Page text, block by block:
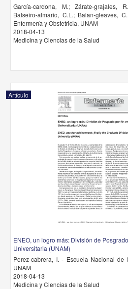
García-cardona, M.; Zárate-grajales,
Balseiro-almario, C.L.; Balan-gleaves,
Enfermería y Obstetricia, UNAM
2018-04-13
Medicina y Ciencias de la Salud
Artículo
ENEO, un logro más: División de
Universitaria (UNAM)
Perez-cabrera, I. - Escuela Nacional de
UNAM
2018-04-13
Medicina y Ciencias de la Salud